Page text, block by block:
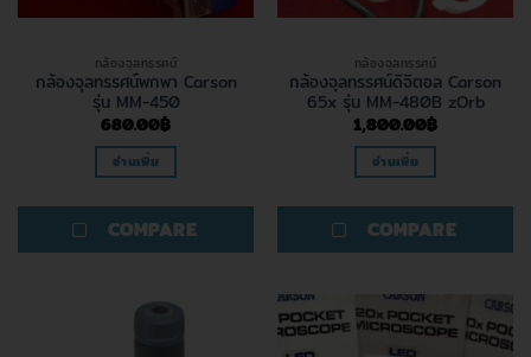
กล้องจุลทรรศน์
กล้องจุลทรรศน์พกพา Carson
รุ่น MM-450
680.00฿
อ่านเพิ่ม
COMPARE
กล้องจุลทรรศน์
กล้องจุลทรรศน์ดิจิตอล Carson
65x รุ่น MM-480B zOrb
1,800.00฿
อ่านเพิ่ม
COMPARE